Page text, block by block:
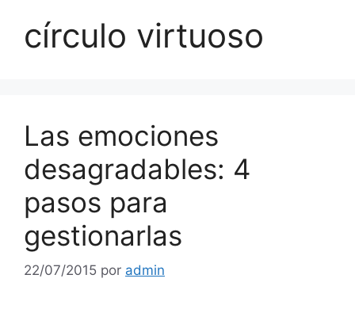
círculo virtuoso
Las emociones
desagradables: 4
pasos para
gestionarlas
22/07/2015 por admin